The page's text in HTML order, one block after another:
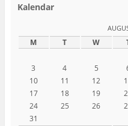
Kalendar
M T W
3
4 5
10
11 12
17
18 19
24
25 26
31